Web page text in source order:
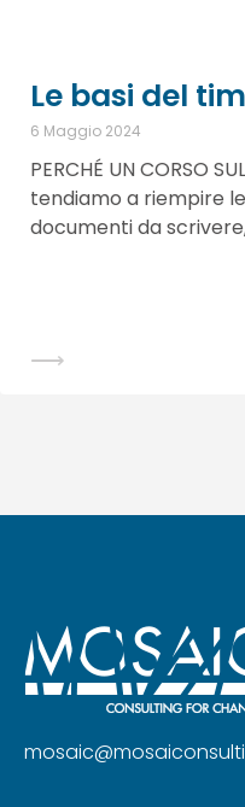
Le basi del
6 Maggio 2024
PERCHÉ UN CORSO
tendiamo a riempire
documenti da
⟶